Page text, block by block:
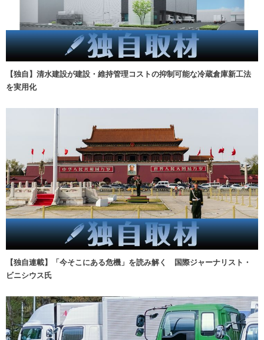
【独自】清水建設が建設・維持管理コストの抑制可能な冷蔵倉庫新工法
を実用化
【独自連載】「今そこにある危機」を読み解く 国際ジャーナリスト・
ビニシウス氏